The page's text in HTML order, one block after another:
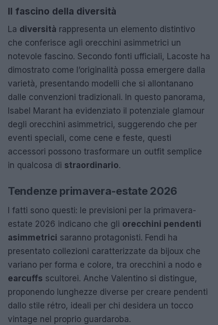
Il fascino della diversità
La diversità rappresenta un elemento distintivo
che conferisce agli orecchini asimmetrici un
notevole fascino. Secondo fonti ufficiali, Lacoste ha
dimostrato come l’originalità possa emergere dalla
varietà, presentando modelli che si allontanano
dalle convenzioni tradizionali. In questo panorama,
Isabel Marant ha evidenziato il potenziale glamour
degli orecchini asimmetrici, suggerendo che per
eventi speciali, come cene e feste, questi
accessori possono trasformare un outfit semplice
in qualcosa di straordinario.
Tendenze primavera-estate 2026
I fatti sono questi: le previsioni per la primavera-
estate 2026 indicano che gli orecchini pendenti
asimmetrici saranno protagonisti. Fendi ha
presentato collezioni caratterizzate da bijoux che
variano per forma e colore, tra orecchini a nodo e
earcuffs scultorei. Anche Valentino si distingue,
proponendo lunghezze diverse per creare pendenti
dallo stile rétro, ideali per chi desidera un tocco
vintage nel proprio guardaroba.